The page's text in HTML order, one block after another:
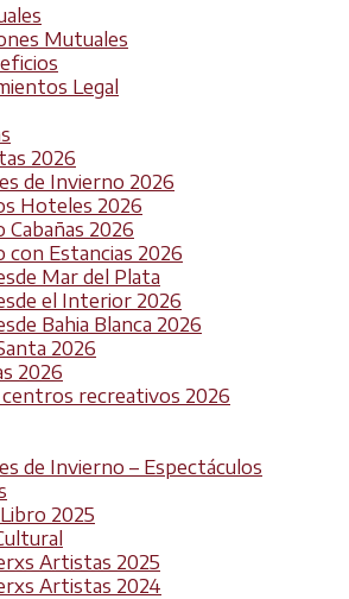
Mutuales
Legal
2026
de Invierno 2026
Hoteles 2026
Cabañas 2026
con Estancias 2026
Mar del Plata
el Interior 2026
Bahia Blanca 2026
2026
2026
centros recreativos 2026
de Invierno – Espectáculos
2025
Artistas 2025
Artistas 2024